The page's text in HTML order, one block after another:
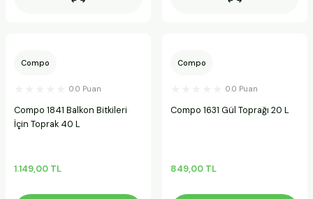
Compo
0.0 Puan
Compo 1841 Balkon Bitkileri
İçin Toprak 40 L
1.149,00 TL
Compo
0.0 Puan
Compo 1631 Gül Toprağı 20 L
849,00 TL